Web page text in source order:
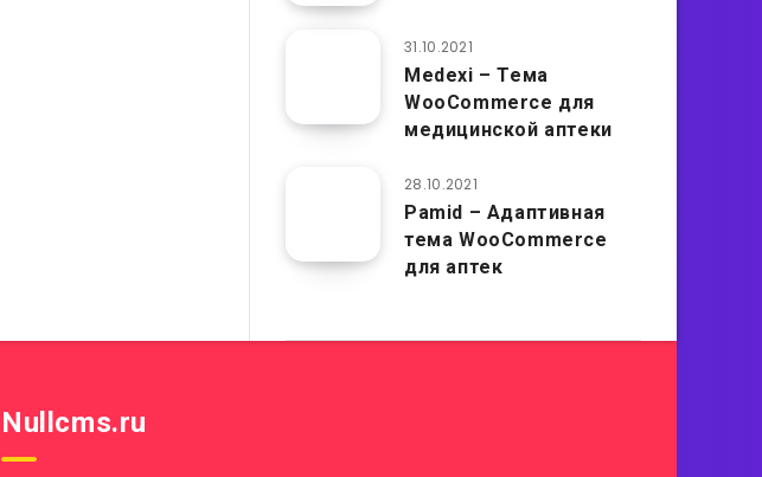
31.10.2021
Medexi – Тема
WooCommerce для
медицинской аптеки
28.10.2021
Pamid – Адаптивная
тема WooCommerce
для аптек
Nullcms.ru